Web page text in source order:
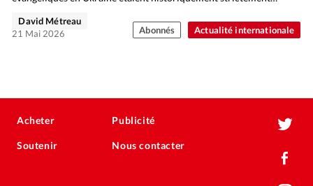
Actualité internationale
David Métreau
21 Mai 2026
Abonnés
Acheter
Soutenir
Publicité
Nous contacter